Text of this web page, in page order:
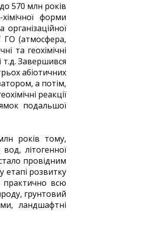
570 млн років
форми
ГО (атмосфера,
та геохімічні
т.д. Завершився
абіотичних
а потім,
реакції
подальшої
років тому,
літогенної
провідним
розвитку
практично всю
грунтовий
ландшафтні